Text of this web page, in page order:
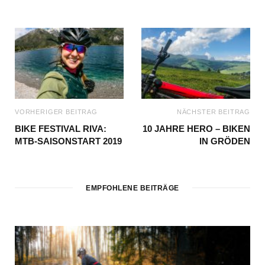
VORHERIGER BEITRAG
BIKE FESTIVAL RIVA:
MTB-SAISONSTART 2019
NÄCHSTER BEITRAG
10 JAHRE HERO – BIKEN
IN GRÖDEN
EMPFOHLENE BEITRÄGE